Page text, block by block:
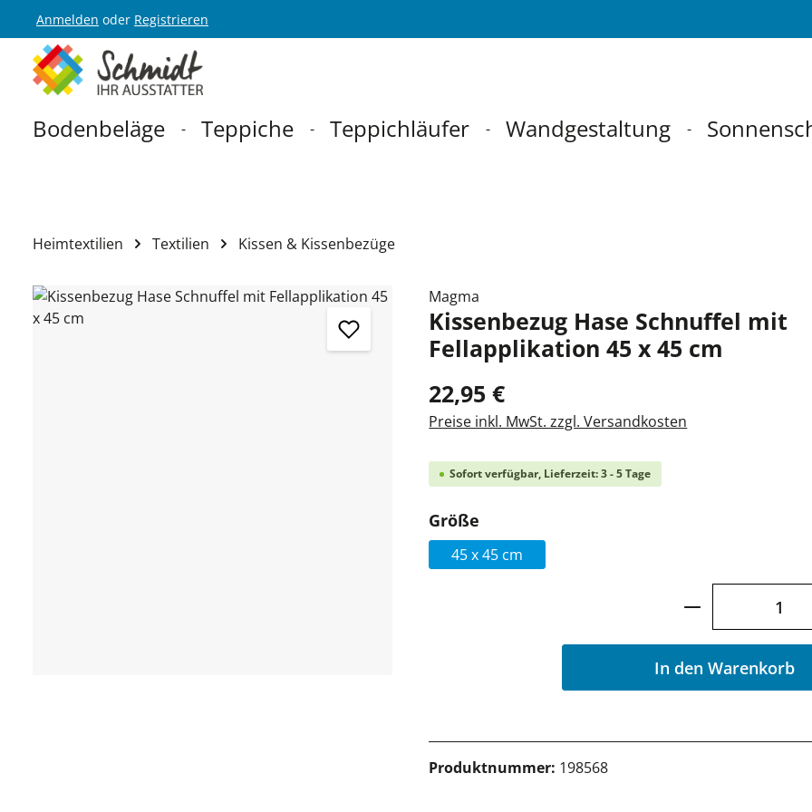
Hauptnavigation springen
Anmelden oder Registrieren
Bodenbeläge Teppiche Teppichläufer Wandgestaltung
Heimtextilien Textilien Kissen & Kissenbezüge
Bildergalerie überspringen Magma
Kissenbezug Hase Schnuffel mit
Fellapplikation 45 x 45 cm
22,95 €
Preise inkl. MwSt. zzgl. Versandkosten
Sofort verfügbar, Lieferzeit: 3 - 5 Tage
Größe
45 x 45 cm
Produkt
In den Warenkorb
Produktnummer: 198568